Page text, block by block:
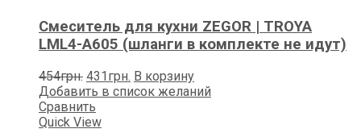
Смеситель для кухни ZEGOR | TROYA
LML4-А605 (шланги в комплекте не идут)
454грн. Первоначальная
цена
составляла
454грн..
431грн. Текущая
цена:
В корзину
Добавить в список желаний
Сравнить
Quick View